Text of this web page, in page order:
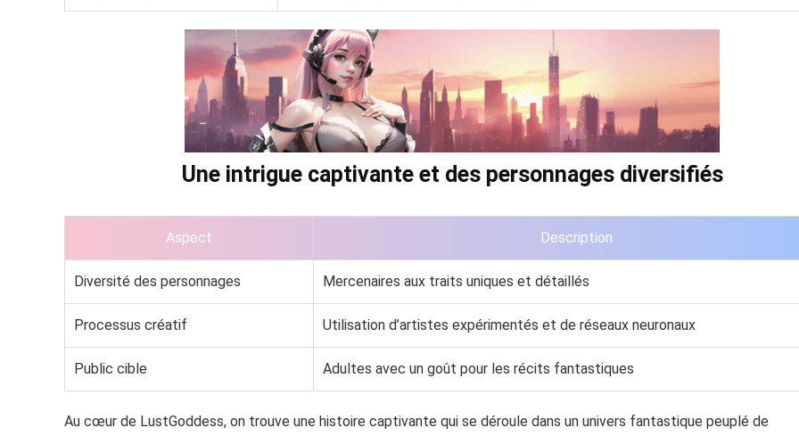
Une intrigue captivante et des personnages diversifiés
Aspect Description
Diversité des personnages Mercenaires aux traits uniques et détaillés
Processus créatif Utilisation d’artistes expérimentés et de réseaux neuronaux
Public cible Adultes avec un goût pour les récits fantastiques
Au cœur de LustGoddess, on trouve une histoire captivante qui se déroule dans un univers fantastique peuplé de